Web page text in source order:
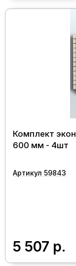
Комплект
600 мм - 4шт
Артикул 59843
5 507 р.